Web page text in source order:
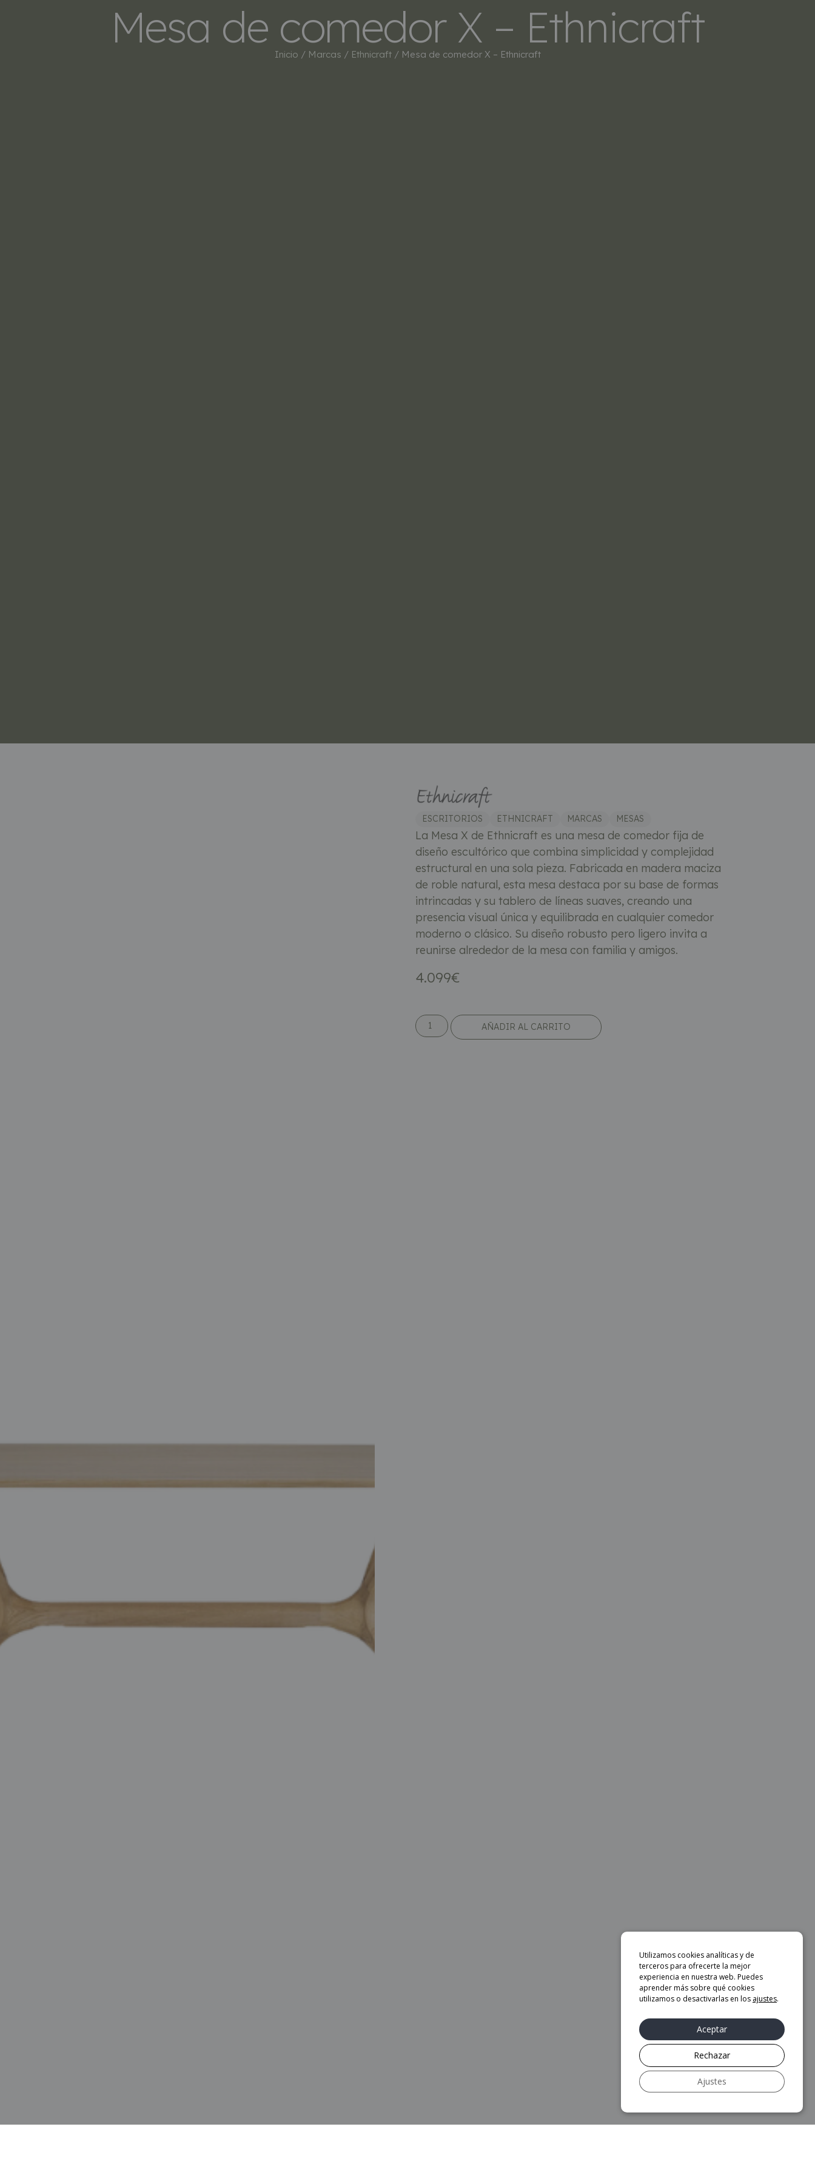
MARCAS BESTSELLERS SOBRE NOSOTROS CONTACTO
Mesa de comedor X – Ethnicraft
Inicio / Marcas / Ethnicraft/ Mesa de comedor X – Ethnicraft
ESCRITORIOS ETHNICRAFT MARCAS MESAS
La Mesa X de Ethnicraft es una mesa de comedor fija de
diseño escultórico que combina simplicidad y complejidad
estructural en una sola pieza. Fabricada en madera maciza
de roble natural, esta mesa destaca por su base de formas
intrincadas y su tablero de líneas suaves, creando una
presencia visual única y equilibrada en cualquier comedor
moderno o clásico. Su diseño robusto pero ligero invita a
reunirse alrededor de la mesa con familia y amigos.
4.099€
AÑADIR AL CARRITO
Utilizamos cookies analíticas y de
terceros para ofrecerte la mejor
experiencia en nuestra web. Puedes
aprender más sobre qué cookies
utilizamos o desactivarlas en los ajustes.
Aceptar
Rechazar
Ajustes